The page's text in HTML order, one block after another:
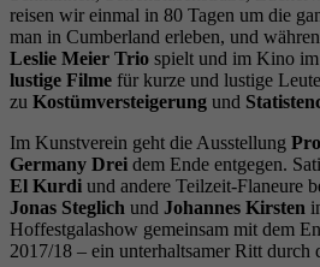
reisen wir einmal in 80 Tagen um die
man in Cumberland erleben, und
Leslie Meier Trio spielt und im Kino
lustige Filme für kurze und lustige
zu Kostümversteigerung und
Im Kunstverein geht die Ausstellung
Germany Drei dem Ende entgegen.
El Kurdi und andere Teilzeit-Flaneure
Jonas Steglich und Johannes Kirsten
Hoffestgalashow gemeinsam mit dem
2017/18 – ein unterhaltsamer Ritt durch
Laufzeit 30 Minuten
Zweck
Kurzzeitiger Cookie,
Daten für den Besuch
speichern.
Name _pk_ref
Anbieter literaturhaus-